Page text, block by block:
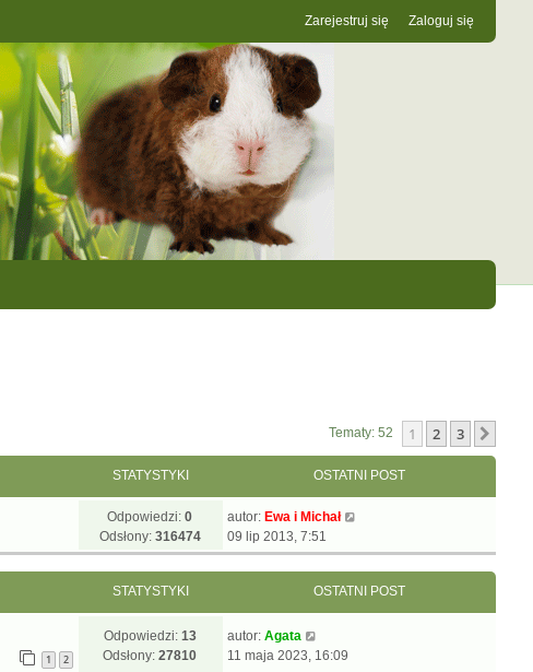
Zaloguj się
Zarejestruj się
Tematy: 52 1 2 3
STATYSTYKI OSTATNI POST
Odpowiedzi:0
Odsłony: 316474
autor: Ewa i Michał
09 lip 2013, 7:51
STATYSTYKI OSTATNI POST
1 2
Odpowiedzi: 13
Odsłony:27810
autor: Agata
11 maja 2023, 16:09